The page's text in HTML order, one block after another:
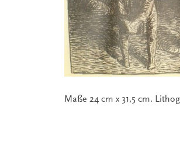
Maße 24 cm x 31,5 cm.